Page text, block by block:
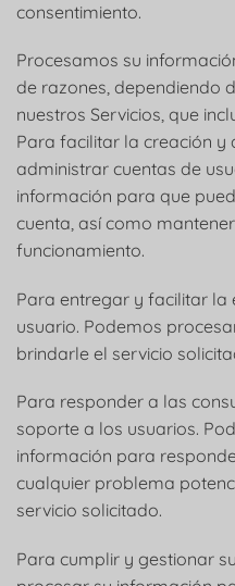
consentimiento.
Procesamos su
de razones, dependiendo
nuestros Servicios, que
Para facilitar la creación y
administrar cuentas de
información para que
cuenta, así como
funcionamiento.
Para entregar y facilitar la
usuario. Podemos
brindarle el servicio
Para responder a las
soporte a los usuarios.
información para
cualquier problema
servicio solicitado.
Para cumplir y gestionar